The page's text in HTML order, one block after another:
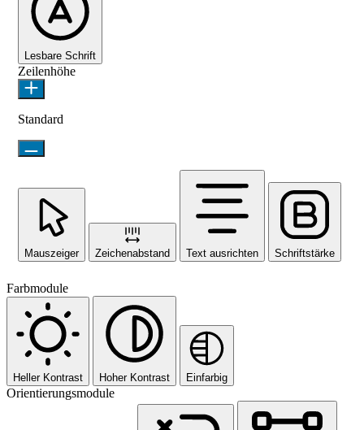
Lesbare Schrift
Zeilenhöhe
Standard
Mauszeiger Zeichenabstand Text ausrichten Schriftstärke
Farbmodule
Heller Kontrast Hoher Kontrast Einfarbig
Orientierungsmodule